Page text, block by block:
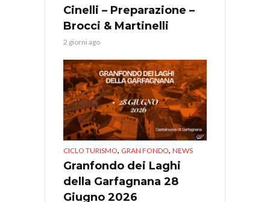
Cinelli – Preparazione –
Brocci & Martinelli
2 giorni ago
CICLO TURISMO, GRAN FONDO, NEWS
Granfondo dei Laghi
della Garfagnana 28
Giugno 2026